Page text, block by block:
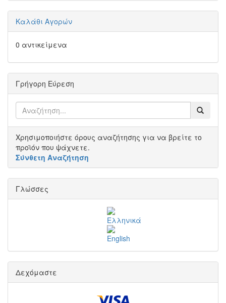
Καλάθι Αγορών
0 αντικείμενα
Γρήγορη Εύρεση
Χρησιμοποιήστε όρους αναζήτησης για να βρείτε το
προϊόν που ψάχνετε.
Σύνθετη Αναζήτηση
Γλώσσες
Δεχόμαστε